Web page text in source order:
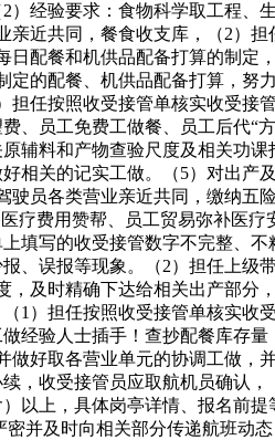
经验要求：食物科学取工程
近共同，餐食收支库，（2）
配餐和机供品配备打算的制
的配餐、机供品配备打算，
任按照收受接管单核实收受
、员工免费工做餐、员工后代
辅料和产物查验尺度及相关功
相关的记实工做。（5）对出
员各类营业亲近共同，缴纳
疗费用赞帮、员工贸易弥补医
填写的收受接管数字不完整、
、误报等现象。（2）担任上
及时精确下达给相关出产部
1）担任按照收受接管单核实
经验人士插手！查抄配餐库存
好取各营业单元的协调工做
，收受接管员应取航机员确认
以上，具体岗亭详情、报名前
并及时向相关部分传递航班